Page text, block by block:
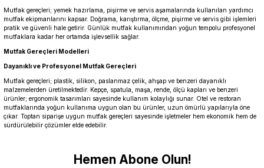
Mutfak gereçleri; yemek hazırlama, pişirme ve servis aşamalarında kullanılan yardımcı
mutfak ekipmanlarını kapsar. Doğrama, karıştırma, ölçme, pişirme ve servis gibi işlemleri
pratik ve güvenli hale getirir. Günlük mutfak kullanımından yoğun tempolu profesyonel
mutfaklara kadar her ortamda işlevsellik sağlar.
Mutfak Gereçleri Modelleri
Dayanıklı ve Profesyonel Mutfak Gereçleri
Mutfak gereçleri; plastik, silikon, paslanmaz çelik, ahşap ve benzeri dayanıklı
malzemelerden üretilmektedir. Kepçe, spatula, maşa, rende, ölçü kapları ve benzeri
ürünler; ergonomik tasarımları sayesinde kullanım kolaylığı sunar. Otel ve restoran
mutfaklarında yoğun kullanıma uygun olan bu ürünler, uzun ömürlü yapılarıyla öne
çıkar. Toptan siparişe uygun mutfak gereçleri sayesinde işletmeler hem ekonomik hem de
sürdürülebilir çözümler elde edebilir.
Hemen Abone Olun!